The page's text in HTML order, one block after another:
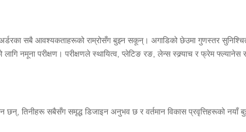
सबै आवश्यकताहरूको राम्रोसँग बुझ्न सकून्। अगाडिको छेउमा गुणस्तर
नमूना परीक्षण। परीक्षणले स्थायित्व, प्लेटिङ रङ, लेन्स स्क्र्याच र फ्रेम फ्ल्यानेस
छन्, तिनीहरू सबैसँग समृद्ध डिजाइन अनुभव छ र वर्तमान विकास प्रवृत्तिहरूको नयाँ